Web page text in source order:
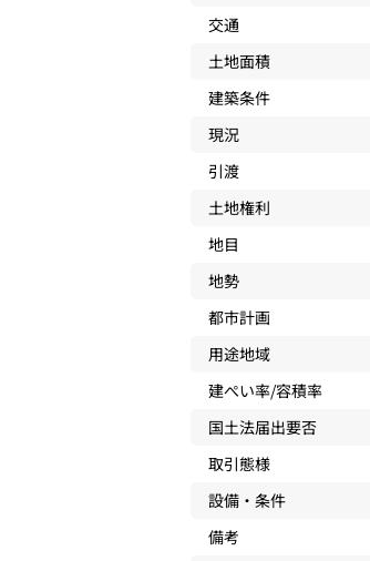
交通
土地面積
建築条件
現況
引渡
土地権利
地目
地勢
都市計画
用途地域
建ぺい率/容積率
国土法届出要否
取引態様
設備・条件
備考